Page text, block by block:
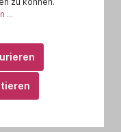
...